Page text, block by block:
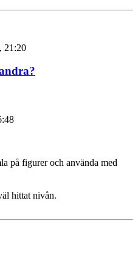
21:20
på figurer och använda med
hittat nivån.